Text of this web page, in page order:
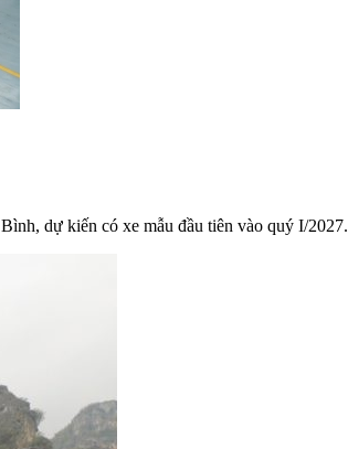
dự kiến có xe mẫu đầu tiên vào quý I/2027.